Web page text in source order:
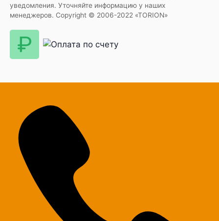
уведомления. Уточняйте информацию у наших
менеджеров. Copyright © 2006-2022 «TORION»